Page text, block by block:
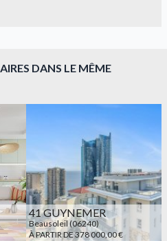
DANS LE MÊME
41 GUYNEMER
Beausoleil (06240)
À PARTIR DE 378 000,00 €